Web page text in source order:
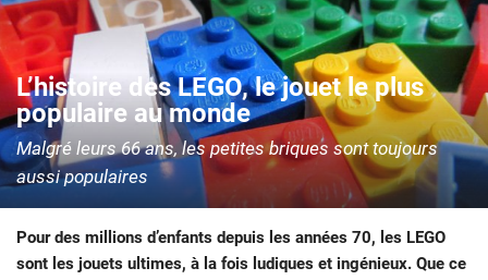
L’histoire des LEGO, le jouet le plus
populaire au monde
Malgré leurs 66 ans, les petites briques sont toujours
aussi populaires
Pour des millions d’enfants depuis les années 70, les LEGO
sont les jouets ultimes, à la fois ludiques et ingénieux. Que ce